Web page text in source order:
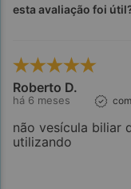
esta avaliação foi
Roberto D.
há 6 meses
não vesícula biliar
utilizando